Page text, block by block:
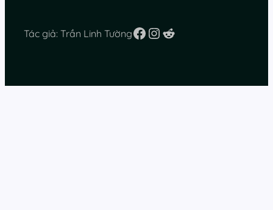
Tác giả: Trần Linh TườngFacebook
Instagram
Reddit